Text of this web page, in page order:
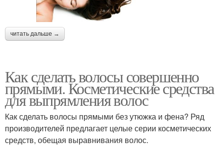
читать дальше →
Как сделать волосы совершенно
прямыми. Косметические средства
для выпрямления волос
Как сделать волосы прямыми без утюжка и фена? Ряд
производителей предлагает целые серии косметических
средств, обещая выравнивания волос.